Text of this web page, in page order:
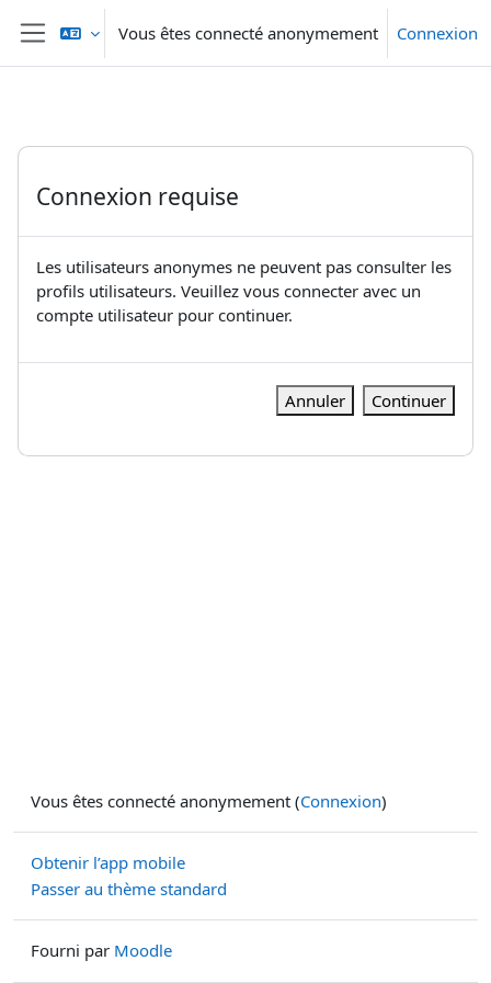
Passer au contenu principal
Panneau latéral
Vous êtes connecté anonymement Connexion
Connexion requise
Les utilisateurs anonymes ne peuvent pas consulter les
profils utilisateurs. Veuillez vous connecter avec un
compte utilisateur pour continuer.
Annuler Continuer
Vous êtes connecté anonymement (Connexion)
Obtenir l’app mobile
Passer au thème standard
Fourni par Moodle